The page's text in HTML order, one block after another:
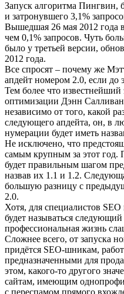
Запуск алгоритма Пингвин,
и затронувшего 3,1%
Вышедшая 26 мая 2012 года
чем 0,1% запросов. Чуть
было у третьей версии,
2012 года.
Все спросят – почему же
апдейт номером 2.0, если
Тем более что известнейший
оптимизации Дэнн Салливан
независимо от того, какой
следующего апдейта, он, в
нумерации будет иметь
Не исключено, что
самым крупным за этот год.
будет правильным шагом
назвав их 1.1 и 1.2.
большую разницу с
2.0.
Хотя, для специалистов
будет называться
профессиональная жизнь
Сложнее всего, от запуска
придётся SEO-шникам,
предназначенными для
этом, какого-то другого
сайтам, имеющим